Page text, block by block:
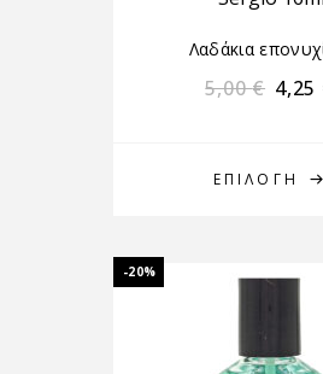
ΕΠΙΛΟΓΉ
Λαδάκια
5,00€ 4,25
-20%